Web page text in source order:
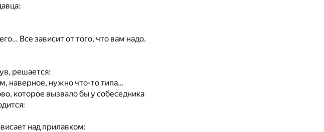
Все зависит от того, что вам надо.
решается:
наверное, нужно что-то типа…
которое вызвало бы у собеседника
над прилавком: